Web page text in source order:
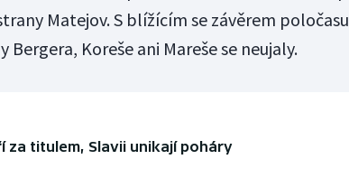
Matejov. S blížícím se závěrem poločasu
Koreše ani Mareše se neujaly.
za titulem, Slavii unikají poháry